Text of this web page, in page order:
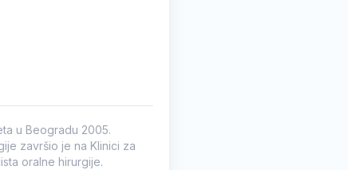
u Beogradu 2005.
završio je na Klinici za
oralne hirurgije.